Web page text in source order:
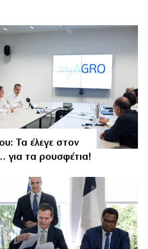
Τα έλεγε στον
για τα ρουσφέτια!